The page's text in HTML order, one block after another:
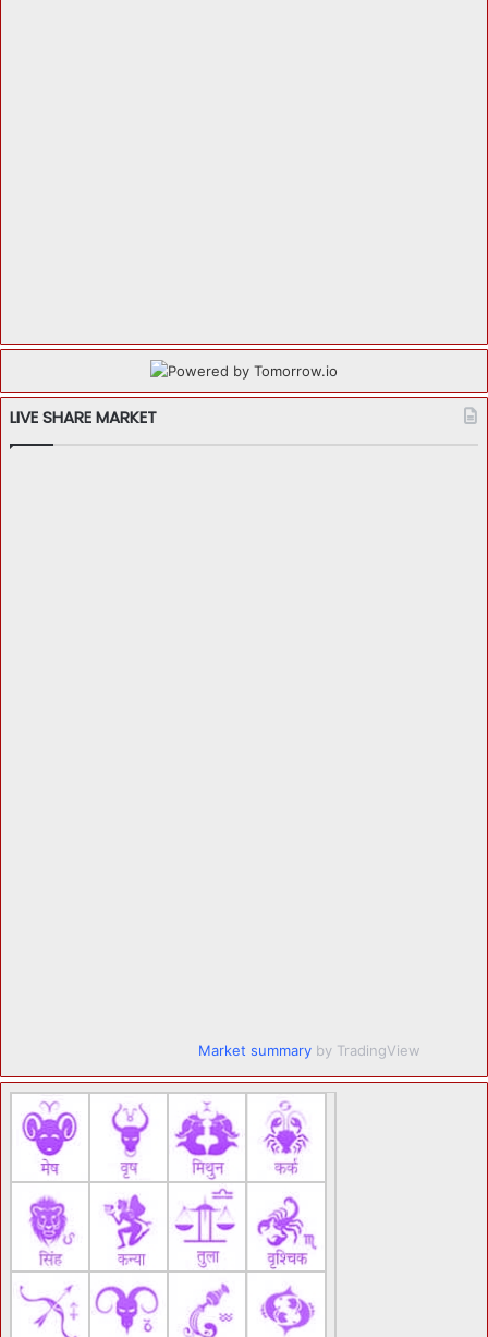
LIVE SHARE MARKET
Market summary by TradingView